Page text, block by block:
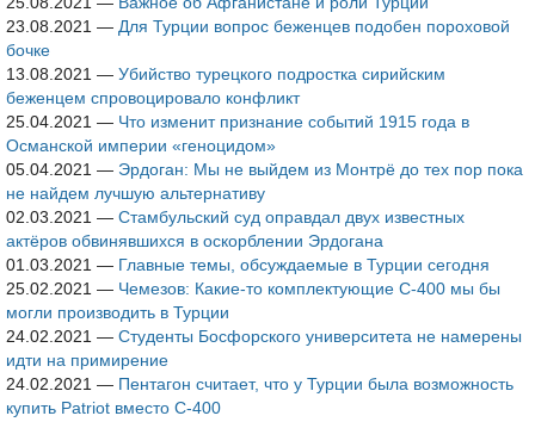
23.08.2021 — Для Турции вопрос беженцев подобен пороховой
бочке
13.08.2021 — Убийство турецкого подростка сирийским
беженцем спровоцировало конфликт
25.04.2021 — Что изменит признание событий 1915 года в
Османской империи «геноцидом»
05.04.2021 — Эрдоган: Мы не выйдем из Монтрё до тех пор пока
не найдем лучшую альтернативу
02.03.2021 — Стамбульский суд оправдал двух известных
актёров обвинявшихся в оскорблении Эрдогана
01.03.2021 — Главные темы, обсуждаемые в Турции сегодня
25.02.2021 — Чемезов: Какие-то комплектующие С-400 мы бы
могли производить в Турции
24.02.2021 — Студенты Босфорского университета не намерены
идти на примирение
24.02.2021 — Пентагон считает, что у Турции была возможность
купить Patriot вместо С-400